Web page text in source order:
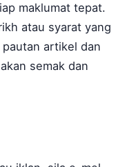
maklumat tepat.
atau syarat yang
artikel dan
semak dan